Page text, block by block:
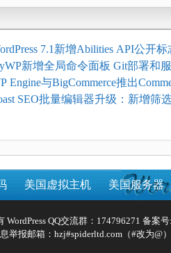
7.1新增Abilities API公开
API、MCP与AI代理
新增全局命令面板 Git部署和
Engine与BigCommerce推出
：WordPress商店可保留前台
SEO批量编辑器升级：新增筛
美国虚拟主机 美国服务器
WordPress QQ交流群：174796271 备案号:
举报邮箱：hzj#spiderltd.com（#改为@）